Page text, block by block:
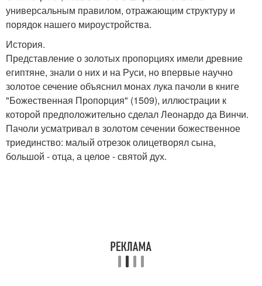
универсальным правилом, отражающим структуру и
порядок нашего мироустройства.
История.
Представление о золотых пропорциях имели древние
египтяне, знали о них и на Руси, но впервые научно
золотое сечение объяснил монах лука пачоли в книге
"Божественная Пропорция" (1509), иллюстрации к
которой предположительно сделал Леонардо да Винчи.
Пачоли усматривал в золотом сечении божественное
триединство: малый отрезок олицетворял сына,
большой - отца, а целое - святой дух.